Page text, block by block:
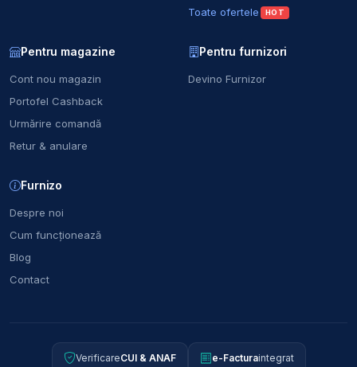
Toate ofertele
HOT
Pentru magazine
Cont nou magazin
Portofel Cashback
Urmărire comandă
Retur & anulare
Pentru furnizori
Devino Furnizor
Furnizo
Despre noi
Cum funcționează
Blog
Contact
VerificareCUI & ANAF e-Facturaintegrat